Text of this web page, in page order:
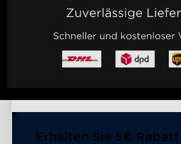
Erhalten Sie 5€